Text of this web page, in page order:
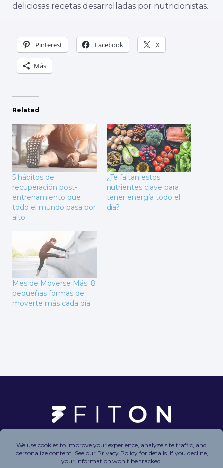
deliciosas recetas desarrolladas por nutricionistas.
Pinterest Facebook X
Más
Related
5 hábitos de
recuperación post-
entrenamiento que
todo el mundo pasa por
alto
¿Te faltan estos
nutrientes clave para
tener energía todo el
día?
Mes de Moverse Más: 8
pequeñas formas de
moverte más cada día